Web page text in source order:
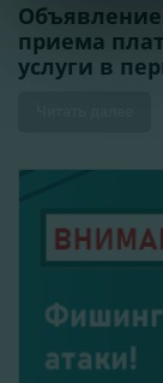
приема
услуги в